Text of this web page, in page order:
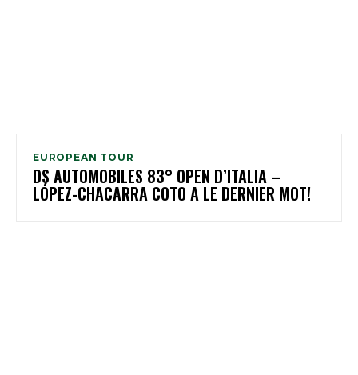
EUROPEAN TOUR
DS AUTOMOBILES 83° OPEN D’ITALIA –
LÓPEZ-CHACARRA COTO A LE DERNIER MOT!